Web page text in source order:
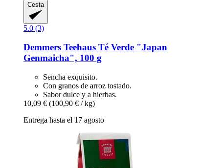
Cesta
5.0 (3)
Demmers Teehaus Té Verde "Japan
Genmaicha", 100 g
Sencha exquisito.
Con granos de arroz tostado.
Sabor dulce y a hierbas.
10,09 € (100,90 € / kg)
Entrega hasta el 17 agosto